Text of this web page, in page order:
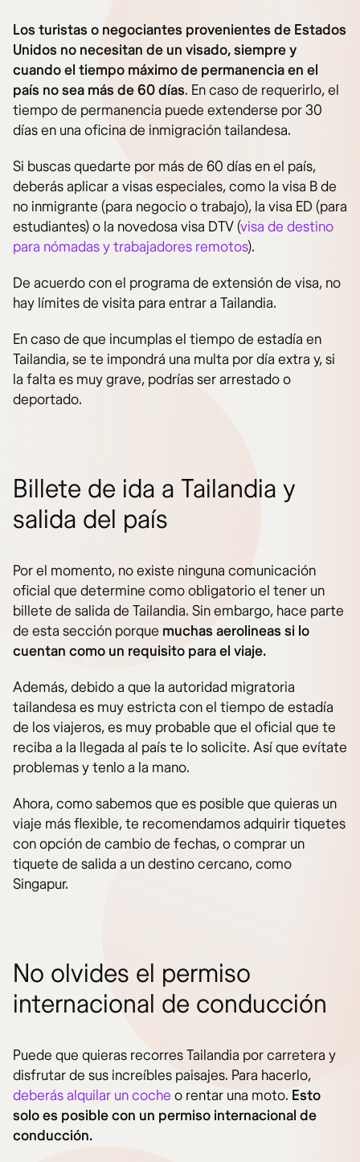
Los turistas o negociantes provenientes de Estados
Unidos no necesitan de un visado, siempre y
cuando el tiempo máximo de permanencia en el
país no sea más de 60 días. En caso de requerirlo, el
tiempo de permanencia puede extenderse por 30
días en una oficina de inmigración tailandesa.
Si buscas quedarte por más de 60 días en el país,
deberás aplicar a visas especiales, como la visa B de
no inmigrante (para negocio o trabajo), la visa ED (para
estudiantes) o la novedosa visa DTV (visa de destino
para nómadas y trabajadores remotos).
De acuerdo con el programa de extensión de visa, no
hay límites de visita para entrar a Tailandia.
En caso de que incumplas el tiempo de estadía en
Tailandia, se te impondrá una multa por día extra y, si
la falta es muy grave, podrías ser arrestado o
deportado.
Billete de ida a Tailandia y
salida del país
Por el momento, no existe ninguna comunicación
oficial que determine como obligatorio el tener un
billete de salida de Tailandia. Sin embargo, hace parte
de esta sección porque muchas aerolineas si lo
cuentan como un requisito para el viaje.
Además, debido a que la autoridad migratoria
tailandesa es muy estricta con el tiempo de estadía
de los viajeros, es muy probable que el oficial que te
reciba a la llegada al país te lo solicite. Así que evítate
problemas y tenlo a la mano.
Ahora, como sabemos que es posible que quieras un
viaje más flexible, te recomendamos adquirir tiquetes
con opción de cambio de fechas, o comprar un
tiquete de salida a un destino cercano, como
Singapur.
No olvides el permiso
internacional de conducción
Puede que quieras recorres Tailandia por carretera y
disfrutar de sus increíbles paisajes. Para hacerlo,
deberás alquilar un coche o rentar una moto. Esto
solo es posible con un permiso internacional de
conducción.